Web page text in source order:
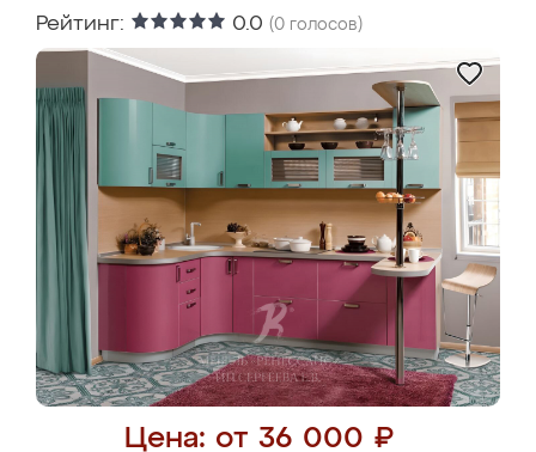
Рейтинг: 0.0 (0 голосов)
Цена: от 36 000 ₽